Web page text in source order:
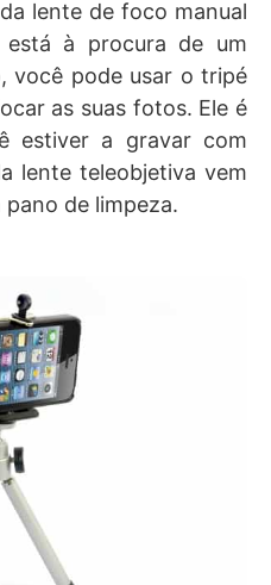
lente de foco manual
à procura de um
você pode usar o tripé
as suas fotos. Ele é
estiver a gravar com
lente teleobjetiva vem
de limpeza.